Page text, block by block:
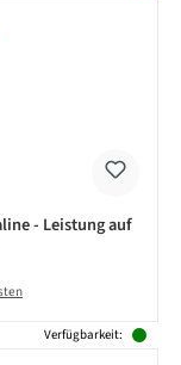
- Leistung auf
Verfügbarkeit: